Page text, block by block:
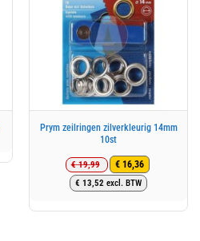
Prym zeilringen zilverkleurig 14mm
10st
€19,99
Oorspronkelijke
prijs
€ 19,99.
€ 16,36
Huidige
prijs
€ 16,36.
€ 13,52 excl. BTW